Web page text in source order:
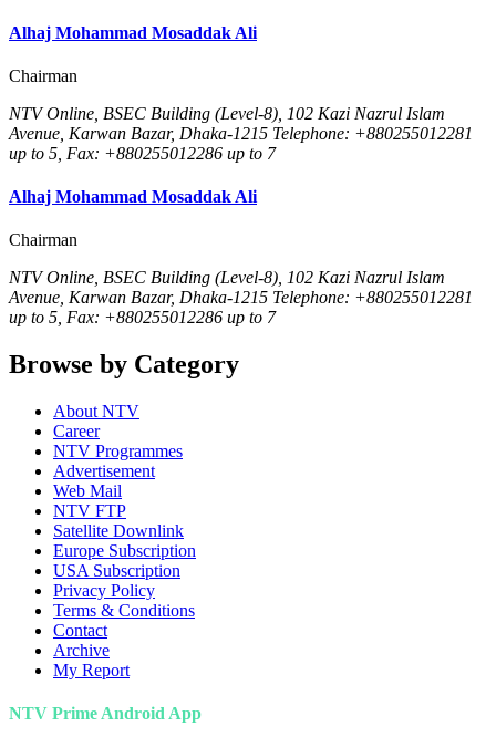
Alhaj Mohammad Mosaddak Ali
Chairman
NTV Online, BSEC Building (Level-8), 102 Kazi Nazrul Islam
Avenue, Karwan Bazar, Dhaka-1215 Telephone: +880255012281
up to 5, Fax: +880255012286 up to 7
Alhaj Mohammad Mosaddak Ali
Chairman
NTV Online, BSEC Building (Level-8), 102 Kazi Nazrul Islam
Avenue, Karwan Bazar, Dhaka-1215 Telephone: +880255012281
up to 5, Fax: +880255012286 up to 7
Browse by Category
About NTV
Career
NTV Programmes
Advertisement
Web Mail
NTV FTP
Satellite Downlink
Europe Subscription
USA Subscription
Privacy Policy
Terms & Conditions
Contact
Archive
My Report
NTV Prime Android App